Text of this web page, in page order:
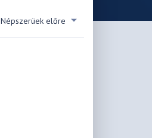
Népszerüek előre